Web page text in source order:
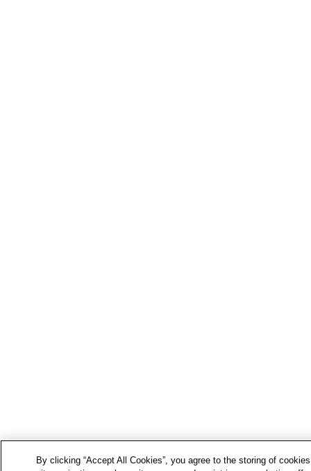
By clicking “Accept All Cookies”, you agree to the storing of